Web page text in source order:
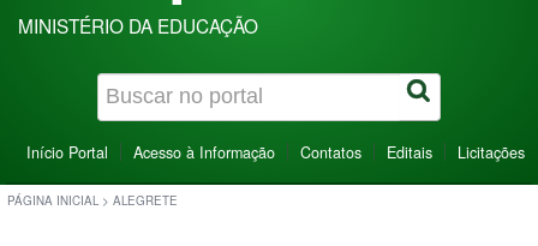
MINISTÉRIO DA EDUCAÇÃO
Início Portal Acesso à Informação Contatos Editais Licitações
PÁGINA INICIAL > ALEGRETE